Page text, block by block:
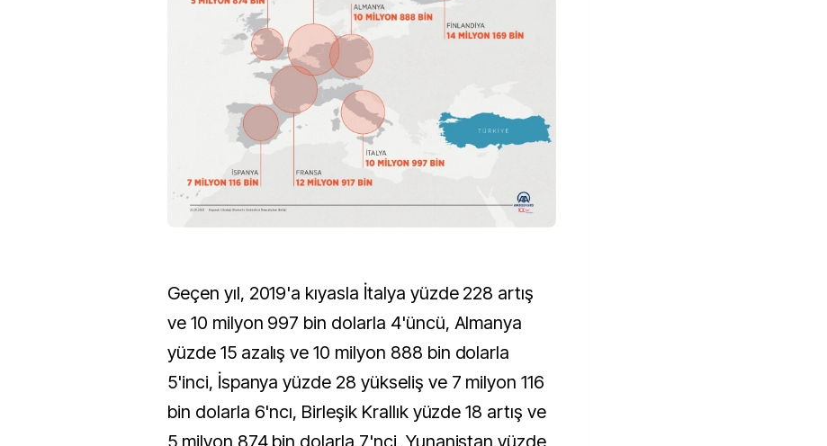
Geçen yıl, 2019'a kıyasla İtalya yüzde 228 artış
ve 10 milyon 997 bin dolarla 4'üncü, Almanya
yüzde 15 azalış ve 10 milyon 888 bin dolarla
5'inci, İspanya yüzde 28 yükseliş ve 7 milyon 116
bin dolarla 6'ncı, Birleşik Krallık yüzde 18 artış ve
5 milyon 874 bin dolarla 7'nci, Yunanistan yüzde